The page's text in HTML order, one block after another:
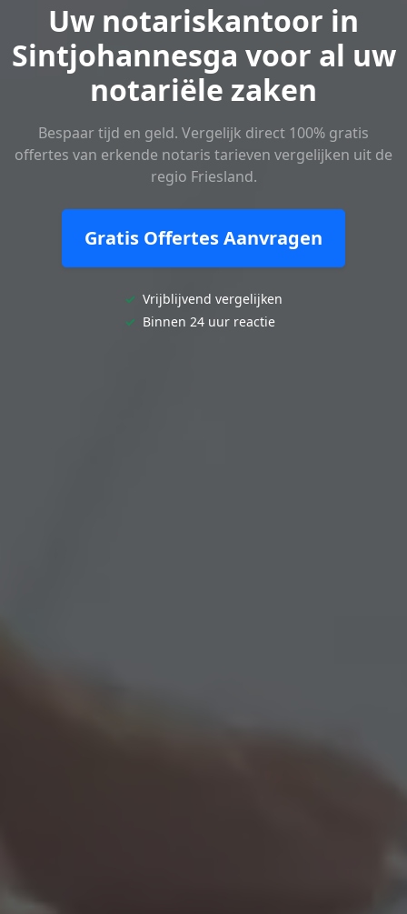
Uw notariskantoor in
Sintjohannesga voor al uw
notariële zaken
Bespaar tijd en geld. Vergelijk direct 100% gratis
offertes van erkende notaris tarieven vergelijken uit de
regio Friesland.
Gratis Offertes Aanvragen
✓ Vrijblijvend vergelijken
✓ Binnen 24 uur reactie